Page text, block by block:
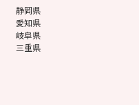
静岡県
愛知県
岐阜県
三重県